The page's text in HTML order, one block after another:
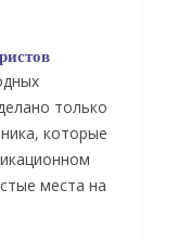
только
которые
места на